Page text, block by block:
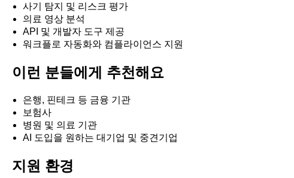
사기 탐지 및 리스크 평가
의료 영상 분석
API 및 개발자 도구 제공
워크플로 자동화와 컴플라이언스 지원
이런 분들에게 추천해요
은행, 핀테크 등 금융 기관
보험사
병원 및 의료 기관
AI 도입을 원하는 대기업 및 중견기업
지원 환경